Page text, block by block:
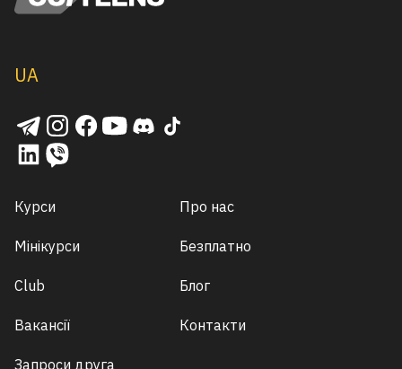
UA
Курси
Мінікурси
Club
Вакансії
Запроси друга
Про нас
Безплатно
Блог
Контакти